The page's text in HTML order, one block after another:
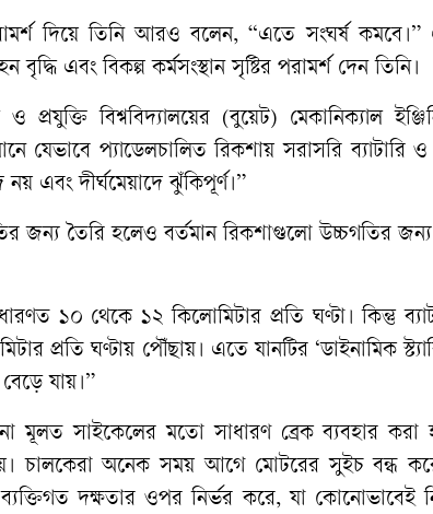
দিয়ে তিনি আরও বলেন, “এতে সংঘর্ষ কমবে।”
এবং বিকল্প কর্মসংস্থান সৃষ্টির পরামর্শ দেন তিনি।
বিশ্ববিদ্যালয়ের (বুয়েট) মেকানিক্যাল
যেভাবে প্যাডেলচালিত রিকশায় সরাসরি ব্যাটারি
এবং দীর্ঘমেয়াদে ঝুঁকিপূর্ণ।”
জন্য তৈরি হলেও বর্তমান রিকশাগুলো উচ্চগতির
১০ থেকে ১২ কিলোমিটার প্রতি ঘণ্টা। কিন্তু
প্রতি ঘণ্টায় পৌঁছায়। এতে যানটির ‘ডাইনামিক
যায়।”
মূলত সাইকেলের মতো সাধারণ ব্রেক ব্যবহার করা
চালকেরা অনেক সময় আগে মোটরের সুইচ বন্ধ
দক্ষতার ওপর নির্ভর করে, যা কোনোভাবেই